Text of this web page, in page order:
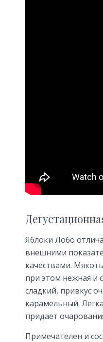
Яблоки Лобо
внешними
качествами.
при этом нежная и
сладкий, привкус
карамельный.
придает
Примечателен и